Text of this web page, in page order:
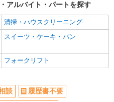
アルバイト・パートを探す
清掃・ハウスクリーニング
スイーツ・ケーキ・パン
フォークリフト
談
履歴書不要